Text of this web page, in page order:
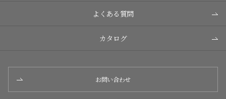
よくある質問
カタログ
お問い合わせ